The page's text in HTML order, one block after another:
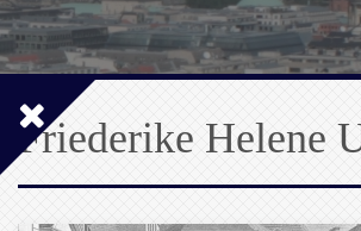
Friederike Helene